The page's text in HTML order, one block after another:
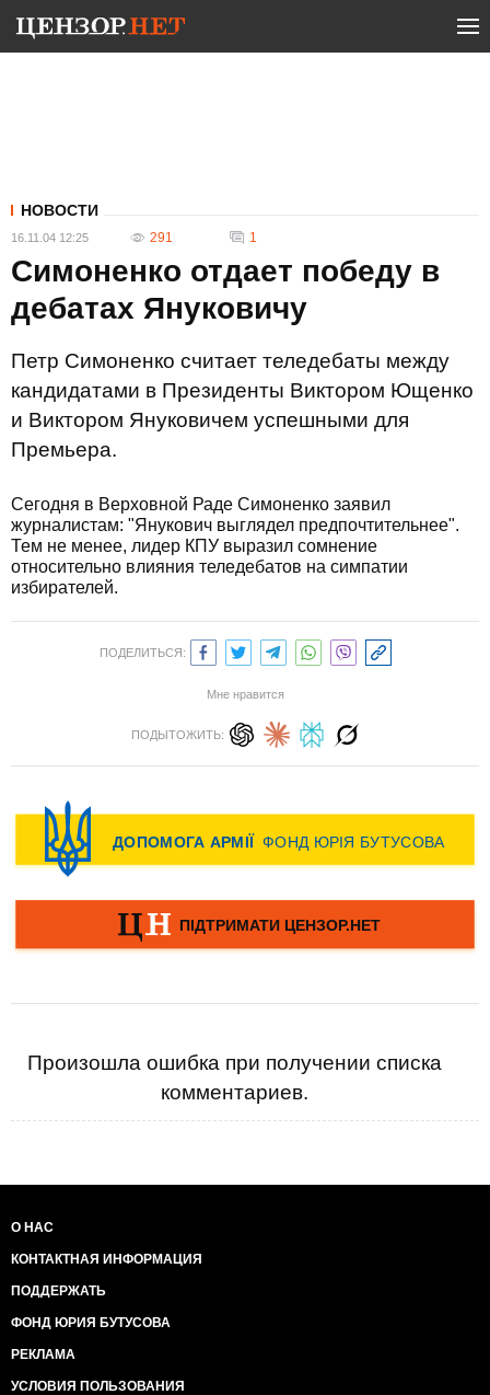
НОВОСТИ
16.11.04 12:25 291 1
Симоненко отдает победу в
дебатах Януковичу
Петр Симоненко считает теледебаты между
кандидатами в Президенты Виктором Ющенко
и Виктором Януковичем успешными для
Премьера.
Сегодня в Верховной Раде Симоненко заявил
журналистам: "Янукович выглядел предпочтительнее".
Тем не менее, лидер КПУ выразил сомнение
относительно влияния теледебатов на симпатии
избирателей.
ПОДЕЛИТЬСЯ:
Мне нравится
ПОДЫТОЖИТЬ:
Произошла ошибка при получении списка
комментариев.
О НАС
КОНТАКТНАЯ ИНФОРМАЦИЯ
ПОДДЕРЖАТЬ
ФОНД ЮРИЯ БУТУСОВА
РЕКЛАМА
УСЛОВИЯ ПОЛЬЗОВАНИЯ